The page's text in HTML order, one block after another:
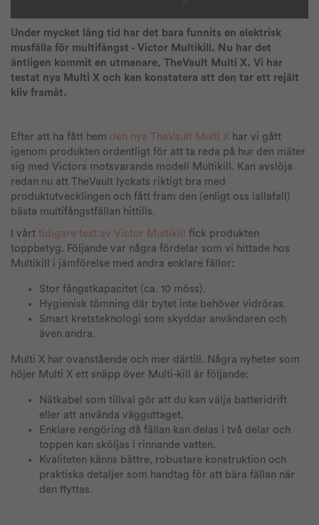
Under mycket lång tid har det bara funnits en elektrisk
musfälla för multifångst - Victor Multikill. Nu har det
äntligen kommit en utmanare, TheVault Multi X. Vi har
testat nya Multi X och kan konstatera att den tar ett rejält
kliv framåt.
Efter att ha fått hem den nya TheVault Multi X har vi gått
igenom produkten ordentligt för att ta reda på hur den mäter
sig med Victors motsvarande modell Multikill. Kan avslöja
redan nu att TheVault lyckats riktigt bra med
produktutvecklingen och fått fram den (enligt oss iallafall)
bästa multifångstfällan hittills.
I vårt tidigare test av Victor Multikill
fick produkten
toppbetyg. Följande var några fördelar som vi hittade hos
Multikill i jämförelse med andra enklare fällor:
Stor fångstkapacitet (ca. 10 möss).
Hygienisk tömning där bytet inte behöver vidröras.
Smart kretsteknologi som skyddar användaren och
även andra.
Multi X har ovanstående och mer därtill. Några nyheter som
höjer Multi X ett snäpp över Multi-kill är följande:
Nätkabel som tillval gör att du kan välja batteridrift
eller att använda vägguttaget.
Enklare rengöring då fällan kan delas i två delar och
toppen kan sköljas i rinnande vatten.
Kvaliteten känns bättre, robustare konstruktion och
praktiska detaljer som handtag för att bära fällan när
den flyttas.